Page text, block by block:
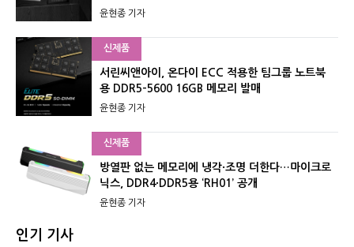
윤현종 기자
신제품
서린씨앤아이, 온다이 ECC 적용한 팀그룹 노트북
용 DDR5-5600 16GB 메모리 발매
윤현종 기자
신제품
방열판 없는 메모리에 냉각·조명 더한다…마이크로
닉스, DDR4·DDR5용 ‘RH01’ 공개
윤현종 기자
인기 기사